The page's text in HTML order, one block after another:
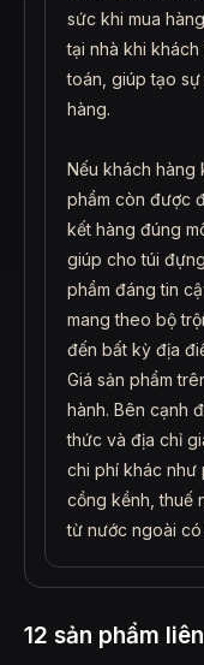
sức khi mua
tại nhà khi
toán, giúp tạo
hàng.
Nếu khách hàng
phẩm còn được
kết hàng đúng
giúp cho túi
phẩm đáng tin
mang theo bộ
đến bất kỳ địa
Giá sản phẩm
hành. Bên cạnh
thức và địa chỉ
chi phí khác như
cồng kềnh, thuế
từ nước ngoài
12 sản phẩm